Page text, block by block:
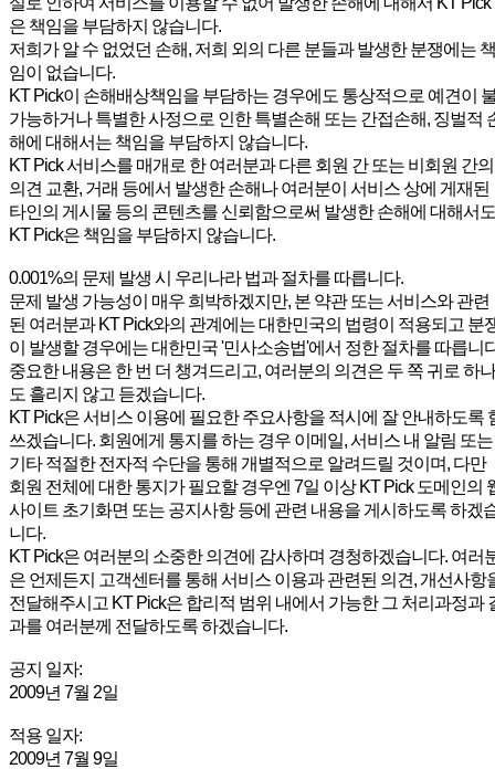
은 책임을 부담하지 않습니다.
저희가 알 수 없었던 손해, 저희 외의 다른 분들과 발생한 분쟁에는 책
임이 없습니다.
KT Pick이 손해배상책임을 부담하는 경우에도 통상적으로 예견이
가능하거나 특별한 사정으로 인한 특별손해 또는 간접손해, 징벌적
해에 대해서는 책임을 부담하지 않습니다.
KT Pick 서비스를 매개로 한 여러분과 다른 회원 간 또는 비회원 간의
의견 교환, 거래 등에서 발생한 손해나 여러분이 서비스 상에 게재된
타인의 게시물 등의 콘텐츠를 신뢰함으로써 발생한 손해에 대해서도
KT Pick은 책임을 부담하지 않습니다.
0.001%의 문제 발생 시 우리나라 법과 절차를 따릅니다.
문제 발생 가능성이 매우 희박하겠지만, 본 약관 또는 서비스와 관련
된 여러분과 KT Pick와의 관계에는 대한민국의 법령이 적용되고 분
이 발생할 경우에는 대한민국 '민사소송법'에서 정한 절차를 따릅니
중요한 내용은 한 번 더 챙겨드리고, 여러분의 의견은 두 쪽 귀로 하나
도 흘리지 않고 듣겠습니다.
KT Pick은 서비스 이용에 필요한 주요사항을 적시에 잘 안내하도록
쓰겠습니다. 회원에게 통지를 하는 경우 이메일, 서비스 내 알림 또는
기타 적절한 전자적 수단을 통해 개별적으로 알려드릴 것이며, 다만
회원 전체에 대한 통지가 필요할 경우엔 7일 이상 KT Pick 도메인의
사이트 초기화면 또는 공지사항 등에 관련 내용을 게시하도록 하겠
니다.
KT Pick은 여러분의 소중한 의견에 감사하며 경청하겠습니다. 여러
은 언제든지 고객센터를 통해 서비스 이용과 관련된 의견, 개선사항
전달해주시고 KT Pick은 합리적 범위 내에서 가능한 그 처리과정과
과를 여러분께 전달하도록 하겠습니다.
공지 일자:
2009년 7월 2일
적용 일자:
2009년 7월 9일